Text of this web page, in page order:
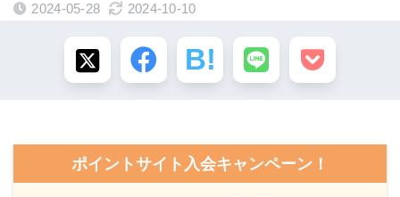
2024-05-28 2024-10-10
ポイントサイト入会キャンペーン！